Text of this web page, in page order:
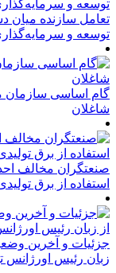
تعامل سازنده میان
توسعه و
گام اساسی سازمان
شاغلان
صنعتگران مخالف
استفاده از برق
جزئیات و آخرین
زبان رئیس اورژانس